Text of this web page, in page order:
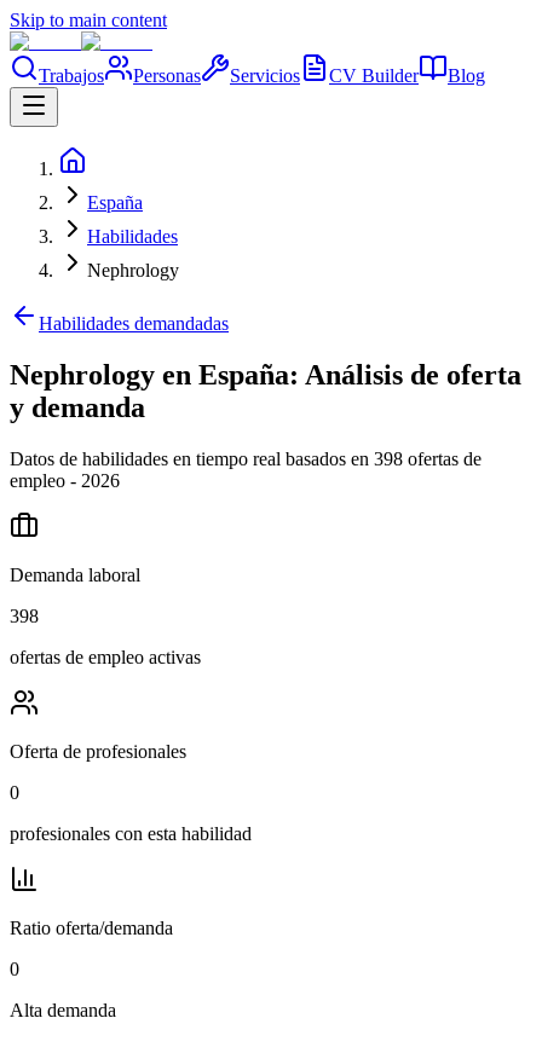
Skip to main content
Trabajos Personas Servicios CV Builder Blog
España
Habilidades
Nephrology
Habilidades demandadas
Nephrology en España: Análisis de oferta
y demanda
Datos de habilidades en tiempo real basados en 398 ofertas de
empleo - 2026
Demanda laboral
398
ofertas de empleo activas
Oferta de profesionales
0
profesionales con esta habilidad
Ratio oferta/demanda
0
Alta demanda